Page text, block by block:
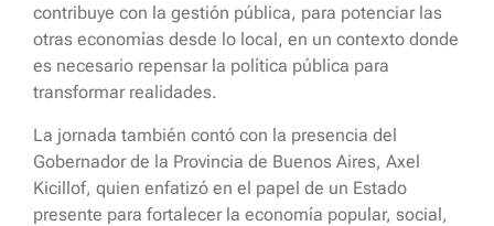
contribuye con la gestión pública, para potenciar las
otras economías desde lo local, en un contexto donde
es necesario repensar la política pública para
transformar realidades.
La jornada también contó con la presencia del
Gobernador de la Provincia de Buenos Aires, Axel
Kicillof, quien enfatizó en el papel de un Estado
presente para fortalecer la economía popular, social,